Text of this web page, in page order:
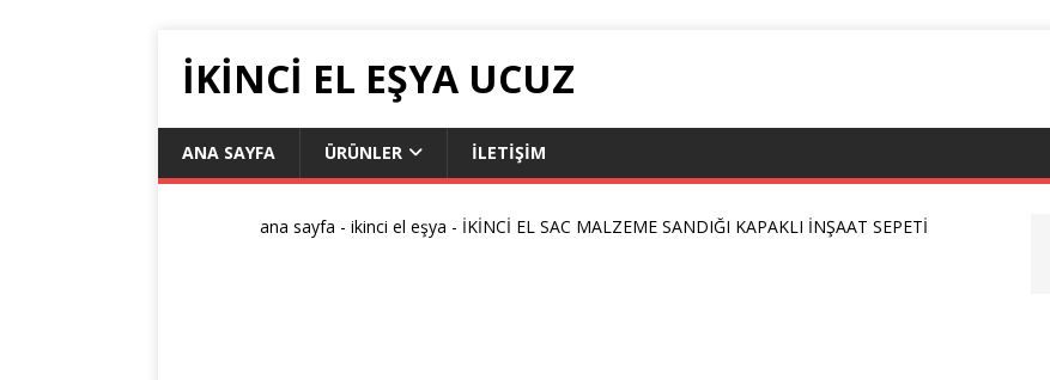
IKINCI EL EŞYA UCUZ
ANA SAYFA ÜRÜNLER ILETIŞIM
ana sayfa -ikinci el eşya - İKİNCİ EL SAC MALZEME SANDIĞI KAPAKLI İNŞAAT SEPETİ